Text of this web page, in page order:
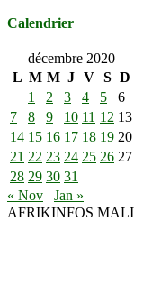
Calendrier
décembre 2020
L M M J V S D
1
2 3 4 5
6
7
8 9 10 11 12 13
14 15 16 17 18 19 20
21 22 23 24 25 26 27
28 29 30 31
« Nov
Jan »
AFRIKINFOS MALI |